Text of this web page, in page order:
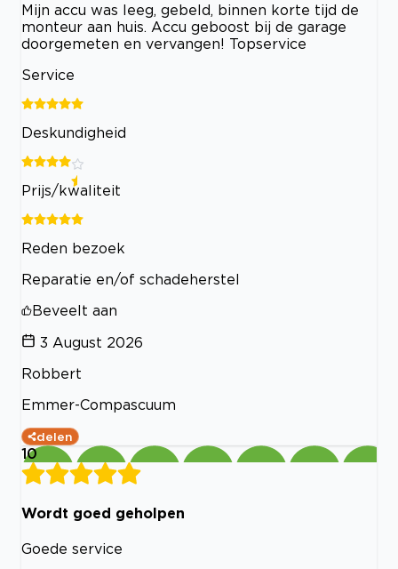
Mijn accu was leeg, gebeld, binnen korte tijd de
monteur aan huis. Accu geboost bij de garage
doorgemeten en vervangen! Topservice
Service
Deskundigheid
Prijs/kwaliteit
Reden bezoek
Reparatie en/of schadeherstel
Beveelt aan
3 August 2026
Robbert
Emmer-Compascuum
delen
10
Wordt goed geholpen
Goede service